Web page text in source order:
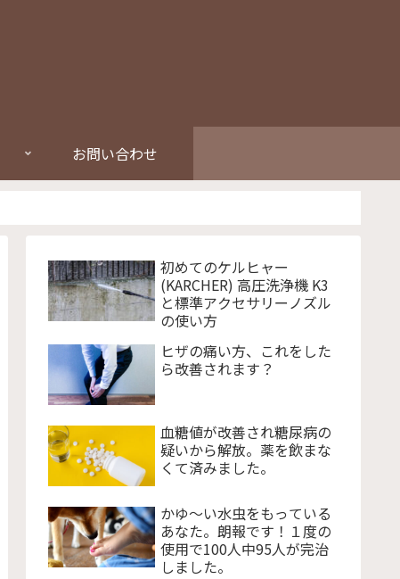
お問い合わせ
初めてのケルヒャー
(KARCHER) 高圧洗浄機 K3
と標準アクセサリーノズル
の使い方
ヒザの痛い方、これをした
ら改善されます？
血糖値が改善され糖尿病の
疑いから解放。薬を飲まな
くて済みました。
かゆ～い水虫をもっている
あなた。朗報です！１度の
使用で100人中95人が完治
しました。